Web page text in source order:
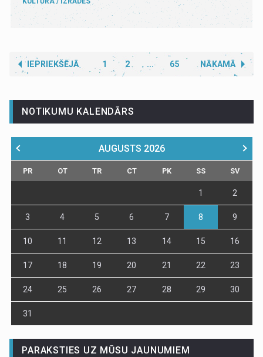
IEPRIEKŠĒJĀ 1 2 NĀKAMĀ
... 65
NOTIKUMU KALENDĀRS
AUGUSTS 2026
PR OT TR CT PK SS SV
1 2
3 4 5 6 7 8 9
10 11 12 13 14 15 16
17 18 19 20 21 22 23
24 25 26 27 28 29 30
31
PARAKSTIES UZ MŪSU JAUNUMIEM